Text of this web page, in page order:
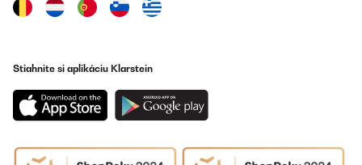
Stiahnite si aplikáciu Klarstein